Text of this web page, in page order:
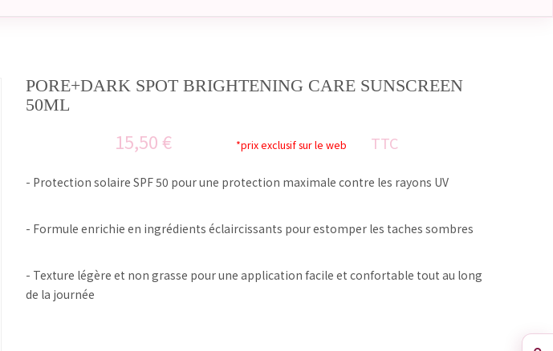
PORE+DARK SPOT BRIGHTENING CARE SUNSCREEN
50ML
15,50 € *prix exclusif sur le web TTC
- Protection solaire SPF 50 pour une protection maximale contre les rayons UV
- Formule enrichie en ingrédients éclaircissants pour estomper les taches sombres
- Texture légère et non grasse pour une application facile et confortable tout au long
de la journée